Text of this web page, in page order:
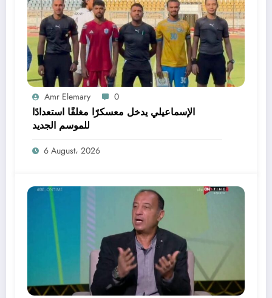
Amr Elemary 0
الإسماعيلي يدخل معسكرًا مغلقًا استعدادًا
للموسم الجديد
6 August، 2026